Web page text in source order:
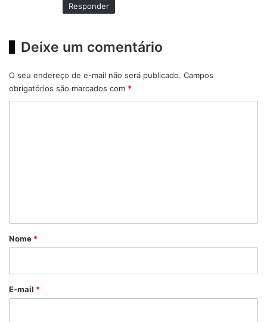
Responder
Deixe um comentário
O seu endereço de e-mail não será publicado. Campos
obrigatórios são marcados com *
r
*
Nome *
E-mail *